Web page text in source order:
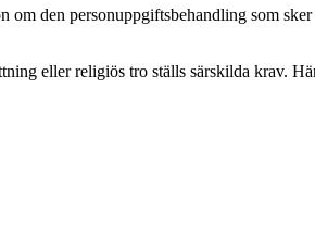
den personuppgiftsbehandling som
eller religiös tro ställs särskilda krav.